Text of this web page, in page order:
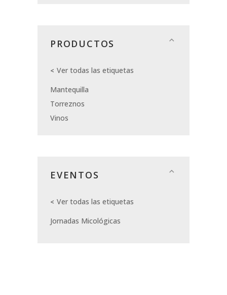
PRODUCTOS
Ver todas las etiquetas
Mantequilla
Torreznos
Vinos
EVENTOS
Ver todas las etiquetas
Jornadas Micológicas